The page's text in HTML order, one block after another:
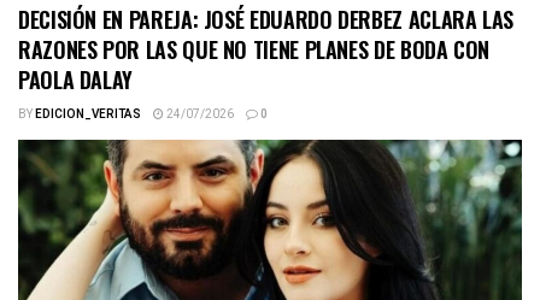
DECISIÓN EN PAREJA: JOSÉ EDUARDO DERBEZ ACLARA LAS
RAZONES POR LAS QUE NO TIENE PLANES DE BODA CON
PAOLA DALAY
BYEDICION_VERITAS 24/07/2026 0